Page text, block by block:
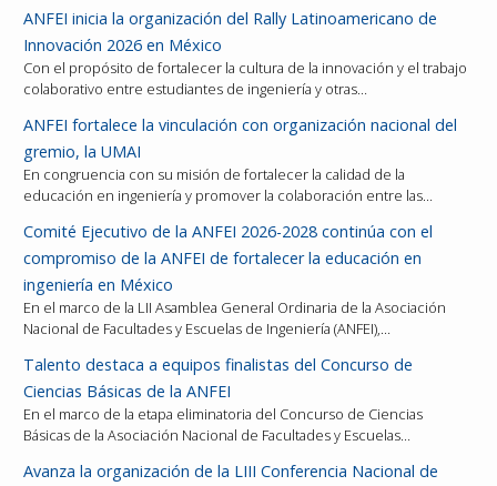
ANFEI inicia la organización del Rally Latinoamericano de
Innovación 2026 en México
Con el propósito de fortalecer la cultura de la innovación y el trabajo
colaborativo entre estudiantes de ingeniería y otras…
ANFEI fortalece la vinculación con organización nacional del
gremio, la UMAI
En congruencia con su misión de fortalecer la calidad de la
educación en ingeniería y promover la colaboración entre las…
Comité Ejecutivo de la ANFEI 2026-2028 continúa con el
compromiso de la ANFEI de fortalecer la educación en
ingeniería en México
En el marco de la LII Asamblea General Ordinaria de la Asociación
Nacional de Facultades y Escuelas de Ingeniería (ANFEI),…
Talento destaca a equipos finalistas del Concurso de
Ciencias Básicas de la ANFEI
En el marco de la etapa eliminatoria del Concurso de Ciencias
Básicas de la Asociación Nacional de Facultades y Escuelas…
Avanza la organización de la LIII Conferencia Nacional de